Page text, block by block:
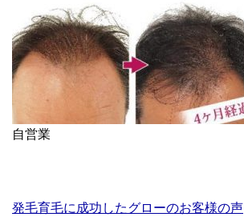
自営業
発毛育毛に成功したグローのお客様の声